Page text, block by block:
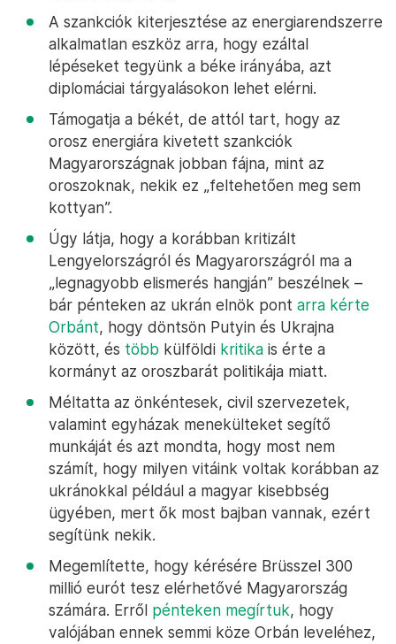
A szankciók kiterjesztése az energiarendszerre
alkalmatlan eszköz arra, hogy ezáltal
lépéseket tegyünk a béke irányába, azt
diplomáciai tárgyalásokon lehet elérni.
Támogatja a békét, de attól tart, hogy az
orosz energiára kivetett szankciók
Magyarországnak jobban fájna, mint az
oroszoknak, nekik ez „feltehetően meg sem
kottyan”.
Úgy látja, hogy a korábban kritizált
Lengyelországról és Magyarországról ma a
„legnagyobb elismerés hangján” beszélnek –
bár pénteken az ukrán elnök pont arra kérte
Orbánt, hogy döntsön Putyin és Ukrajna
között, és több külföldi kritika is érte a
kormányt az oroszbarát politikája miatt.
Méltatta az önkéntesek, civil szervezetek,
valamint egyházak menekülteket segítő
munkáját és azt mondta, hogy most nem
számít, hogy milyen vitáink voltak korábban az
ukránokkal például a magyar kisebbség
ügyében, mert ők most bajban vannak, ezért
segítünk nekik.
Megemlítette, hogy kérésére Brüsszel 300
millió eurót tesz elérhetővé Magyarország
számára. Erről pénteken megírtuk, hogy
valójában ennek semmi köze Orbán leveléhez,